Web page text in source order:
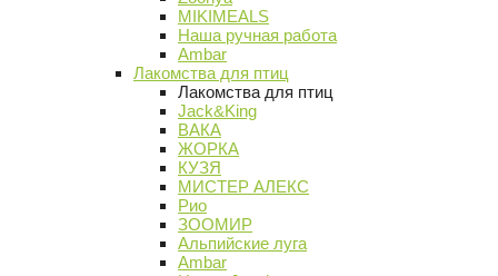
MIKIMEALS
Наша ручная работа
Ambar
Лакомства для птиц
Лакомства для птиц
Jack&King
ВАКА
ЖОРКА
КУЗЯ
МИСТЕР АЛЕКС
Рио
ЗООМИР
Альпийские луга
Ambar